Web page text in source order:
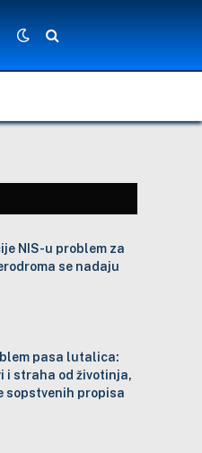
NIS-u problem za
se nadaju
pasa lutalica:
i straha od životinja,
sopstvenih propisa